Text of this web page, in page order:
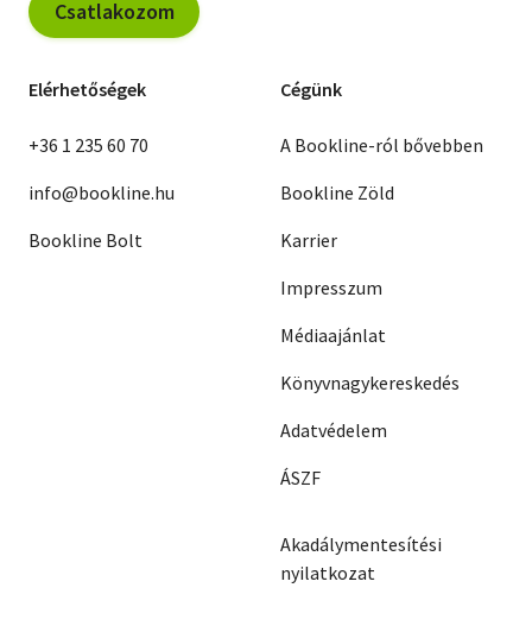
Csatlakozom
Elérhetőségek
+36 1 235 60 70
info@bookline.hu
Bookline Bolt
Cégünk
A Bookline-ról bővebben
Bookline Zöld
Karrier
Impresszum
Médiaajánlat
Könyvnagykereskedés
Adatvédelem
ÁSZF
Akadálymentesítési
nyilatkozat